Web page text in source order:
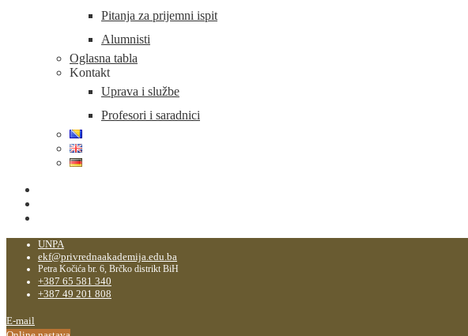
Pitanja za prijemni ispit
Alumnisti
Oglasna tabla
Kontakt
Uprava i službe
Profesori i saradnici
UNPA
ekf@privrednaakademija.edu.ba
Petra Kočića br. 6, Brčko distrikt BiH
+387 65 581 340
+387 49 201 808
E-mail